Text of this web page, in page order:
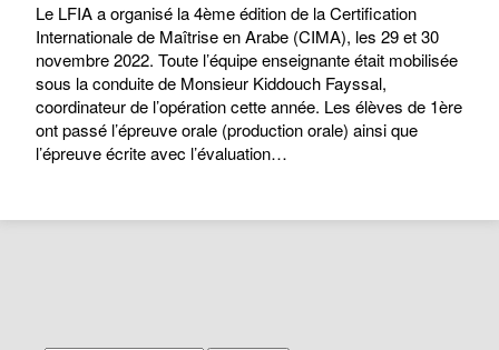
Le LFIA a organisé la 4ème édition de la Certification
Internationale de Maîtrise en Arabe (CIMA), les 29 et 30
novembre 2022. Toute l’équipe enseignante était mobilisée
sous la conduite de Monsieur Kiddouch Fayssal,
coordinateur de l’opération cette année. Les élèves de 1ère
ont passé l’épreuve orale (production orale) ainsi que
l’épreuve écrite avec l’évaluation…